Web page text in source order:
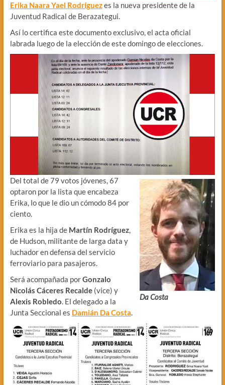
Erika Naara Yael Rodríguezes la nueva presidente de la
Juventud Radical de Berazategui.
Así lo certifica este documento exclusivo, el acta oficial
labrada luego de la elección de este domingo de elecciones.
Da Costa
Del total de 79 votos jóvenes, 67
optaron por la lista que encabeza
Erika, lo que le dio un cómodo 84 por
ciento.
Erika es la hija de Martín Rodríguez,
de Hudson, militante de larga data y
luchador en defensa del servicio
ferroviario para pasajeros.
Será acompañada porGonzalo
Nicolás Cáceres Recalde(vice) y
Alexis Robledo. El delegado a la
Junta Seccional es Damián Da Costa.